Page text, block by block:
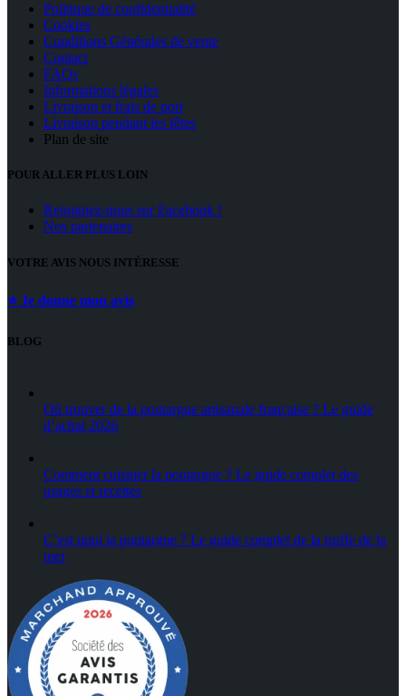
Politique de confidentialité
Cookies
Conditions Générales de vente
Contact
FAQs
Informations légales
Livraison et frais de port
Livraison pendant les fêtes
Plan de site
POUR ALLER PLUS LOIN
Rejoignez-nous sur Facebook !
Nos partenaires
VOTRE AVIS NOUS INTÉRESSE
⭐ Je donne mon avis
BLOG
Où trouver de la poutargue artisanale française ? Le guide
d’achat 2026
Comment cuisiner la poutargue ? Le guide complet des
usages et recettes
C’est quoi la poutargue ? Le guide complet de la truffe de la
mer